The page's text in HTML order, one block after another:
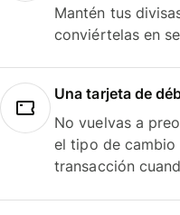
Mantén tus
conviértelas en
Una tarjeta de
No vuelvas a
el tipo de cambio
transacción